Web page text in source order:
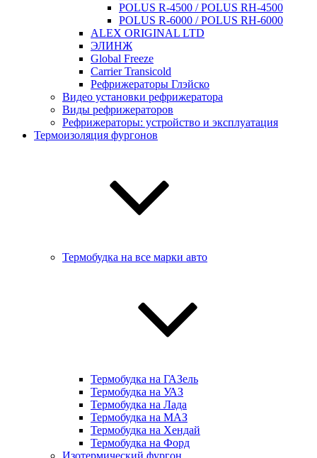
POLUS R-4500 / POLUS RH-4500
POLUS R-6000 / POLUS RH-6000
ALEX ORIGINAL LTD
ЭЛИНЖ
Global Freeze
Carrier Transicold
Рефрижераторы Глэйско
Видео установки рефрижератора
Виды рефрижераторов
Рефрижераторы: устройство и эксплуатация
Термоизоляция фургонов
Термобудка на все марки авто
Термобудка на ГАЗель
Термобудка на УАЗ
Термобудка на Лада
Термобудка на МАЗ
Термобудка на Хендай
Термобудка на Форд
Изотермический фургон